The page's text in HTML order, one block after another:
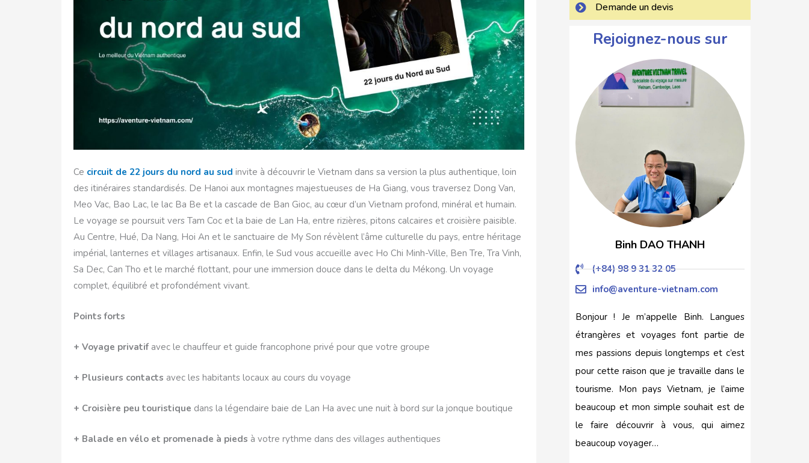
Ce circuit de 22 jours du nord au sud invite à découvrir le Vietnam dans sa version la plus authentique, loin
des itinéraires standardisés. De Hanoi aux montagnes majestueuses de Ha Giang, vous traversez Dong Van,
Meo Vac, Bao Lac, le lac Ba Be et la cascade de Ban Gioc, au cœur d’un Vietnam profond, minéral et humain.
Le voyage se poursuit vers Tam Coc et la baie de Lan Ha, entre rizières, pitons calcaires et croisière paisible.
Au Centre, Hué, Da Nang, Hoi An et le sanctuaire de My Son révèlent l’âme culturelle du pays, entre héritage
impérial, lanternes et villages artisanaux. Enfin, le Sud vous accueille avec Ho Chi Minh-Ville, Ben Tre, Tra Vinh,
Sa Dec, Can Tho et le marché flottant, pour une immersion douce dans le delta du Mékong. Un voyage
complet, équilibré et profondément vivant.
Points forts
+ Voyage privatifavec le chauffeur et guide francophone privé pour que votre groupe
+ Plusieurs contacts avec les habitants locaux au cours du voyage
+ Croisière peu touristique dans la légendaire baie de Lan Ha avec une nuit à bord sur la jonque boutique
+ Balade en vélo et promenade à pieds à votre rythme dans des villages authentiques
Demande un devis
Rejoignez-nous sur
Binh DAO THANH
(+84) 98 9 31 32 05
info@aventure-vietnam.com
Bonjour ! Je m’appelle Binh. Langues
étrangères et voyages font partie de
mes passions depuis longtemps et c’est
pour cette raison que je travaille dans le
tourisme. Mon pays Vietnam, je l’aime
beaucoup et mon simple souhait est de
le faire découvrir à vous, qui aimez
beaucoup voyager…